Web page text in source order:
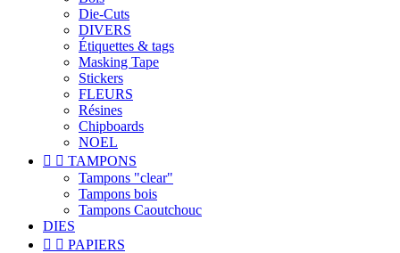
Die-Cuts
DIVERS
Étiquettes & tags
Masking Tape
Stickers
FLEURS
Résines
Chipboards
NOEL
  TAMPONS
Tampons "clear"
Tampons bois
Tampons Caoutchouc
DIES
  PAPIERS